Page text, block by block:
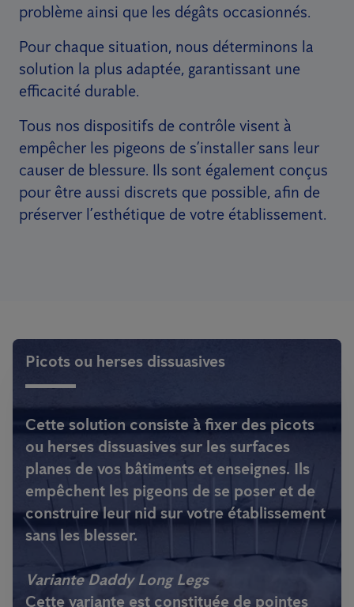
problème ainsi que les dégâts occasionnés.
Pour chaque situation, nous déterminons la
solution la plus adaptée, garantissant une
efficacité durable.
Tous nos dispositifs de contrôle visent à
empêcher les pigeons de s’installer sans leur
causer de blessure. Ils sont également conçus
pour être aussi discrets que possible, afin de
préserver l’esthétique de votre établissement.
Picots ou herses dissuasives
Cette solution consiste à fixer des picots
ou herses dissuasives sur les surfaces
planes de vos bâtiments et enseignes. Ils
empêchent les pigeons de se poser et de
construire leur nid sur votre établissement
sans les blesser.
Variante Daddy Long Legs
Cette variante est constituée de pointes